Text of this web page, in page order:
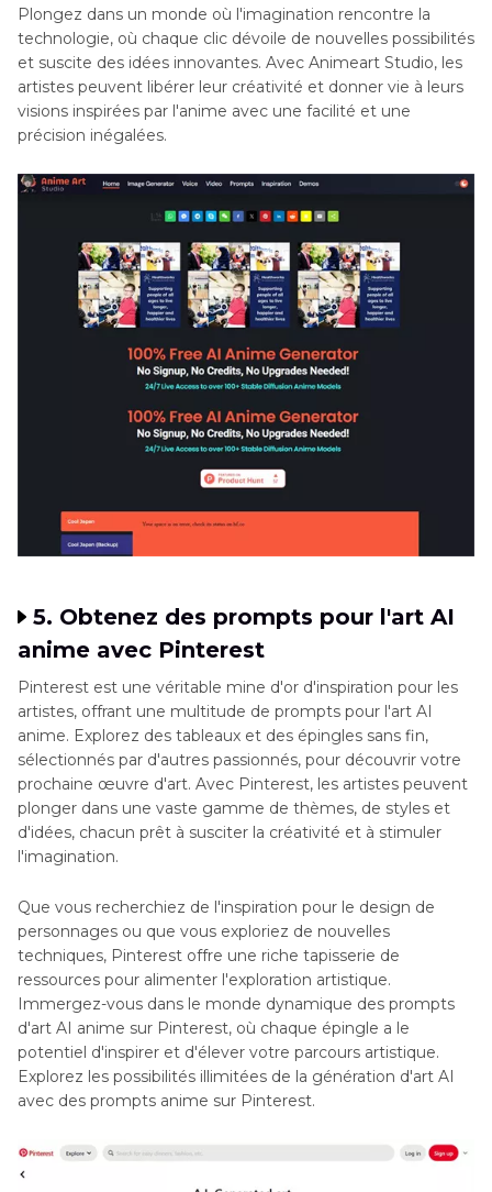
Plongez dans un monde où l'imagination rencontre la
technologie, où chaque clic dévoile de nouvelles possibilités
et suscite des idées innovantes. Avec Animeart Studio, les
artistes peuvent libérer leur créativité et donner vie à leurs
visions inspirées par l'anime avec une facilité et une
précision inégalées.
5. Obtenez des prompts pour l'art AI
anime avec Pinterest
Pinterest est une véritable mine d'or d'inspiration pour les
artistes, offrant une multitude de prompts pour l'art AI
anime. Explorez des tableaux et des épingles sans fin,
sélectionnés par d'autres passionnés, pour découvrir votre
prochaine œuvre d'art. Avec Pinterest, les artistes peuvent
plonger dans une vaste gamme de thèmes, de styles et
d'idées, chacun prêt à susciter la créativité et à stimuler
l'imagination.
Que vous recherchiez de l'inspiration pour le design de
personnages ou que vous exploriez de nouvelles
techniques, Pinterest offre une riche tapisserie de
ressources pour alimenter l'exploration artistique.
Immergez-vous dans le monde dynamique des prompts
d'art AI anime sur Pinterest, où chaque épingle a le
potentiel d'inspirer et d'élever votre parcours artistique.
Explorez les possibilités illimitées de la génération d'art AI
avec des prompts anime sur Pinterest.